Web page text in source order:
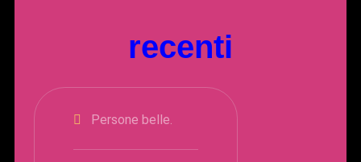
recenti
Persone belle.